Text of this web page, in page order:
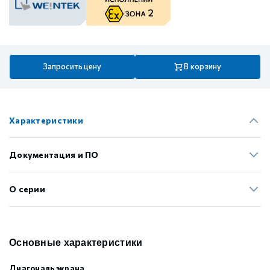
Запросить цену В корзину
Характеристики
Документация и ПО
О серии
Основные характеристики
Диагональ экрана